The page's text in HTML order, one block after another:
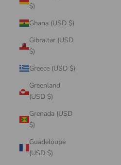
$)
Ghana (USD $)
Gibraltar (USD
$)
Greece (USD $)
Greenland
(USD $)
Grenada (USD
$)
Guadeloupe
(USD $)